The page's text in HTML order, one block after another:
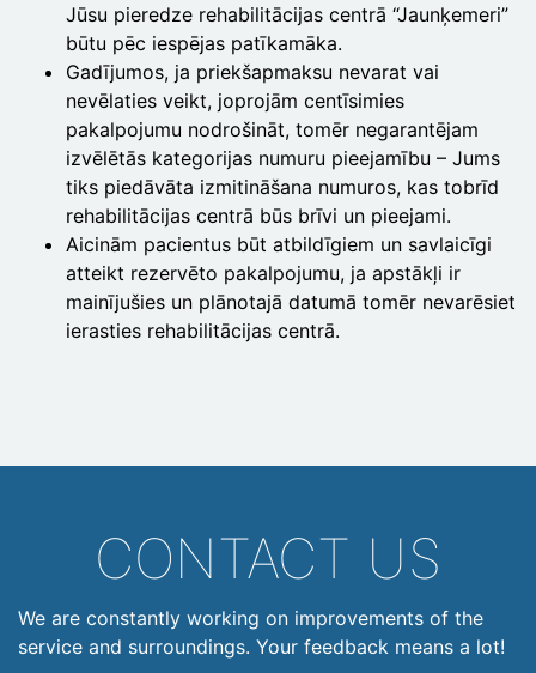
Jūsu pieredze rehabilitācijas centrā “Jaunķemeri”
būtu pēc iespējas patīkamāka.
Gadījumos, ja priekšapmaksu nevarat vai
nevēlaties veikt, joprojām centīsimies
pakalpojumu nodrošināt, tomēr negarantējam
izvēlētās kategorijas numuru pieejamību – Jums
tiks piedāvāta izmitināšana numuros, kas tobrīd
rehabilitācijas centrā būs brīvi un pieejami.
Aicinām pacientus būt atbildīgiem un savlaicīgi
atteikt rezervēto pakalpojumu, ja apstākļi ir
mainījušies un plānotajā datumā tomēr nevarēsiet
ierasties rehabilitācijas centrā.
CONTACT US
We are constantly working on improvements of the
service and surroundings. Your feedback means a lot!